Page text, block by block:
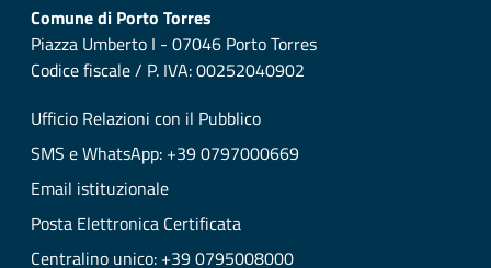
Comune di Porto Torres
Piazza Umberto I - 07046 Porto Torres
Codice fiscale / P. IVA: 00252040902
Ufficio Relazioni con il Pubblico
SMS e WhatsApp: +39 0797000669
Email istituzionale
Posta Elettronica Certificata
Centralino unico: +39 0795008000